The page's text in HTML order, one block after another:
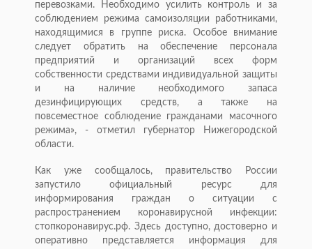
перевозками. Необходимо усилить контроль и за
соблюдением режима самоизоляции работниками,
находящимися в группе риска. Особое внимание
следует обратить на обеспечение персонала
предприятий и организаций всех форм
собственности средствами индивидуальной защиты
и на наличие необходимого запаса
дезинфицирующих средств, а также на
повсеместное соблюдение гражданами масочного
режима», - отметил губернатор Нижегородской
области.
Как уже сообщалось, правительство России
запустило официальный ресурс для
информирования граждан о ситуации с
распространением коронавирусной инфекции:
стопкоронавирус.рф. Здесь доступно, достоверно и
оперативно представляется информация для